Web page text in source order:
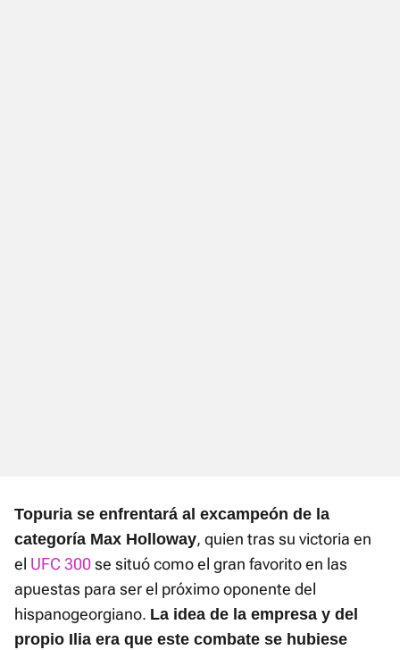
Topuria se enfrentará al excampeón de la
categoría Max Holloway, quien tras su victoria en
el UFC 300se situó como el gran favorito en las
apuestas para ser el próximo oponente del
hispanogeorgiano. La idea de la empresa y del
propio Ilia era que este combate se hubiese